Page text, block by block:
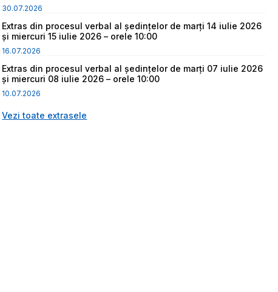
30.07.2026
Extras din procesul verbal al ședințelor de marți 14 iulie 2026
și miercuri 15 iulie 2026 – orele 10:00
16.07.2026
Extras din procesul verbal al ședințelor de marți 07 iulie 2026
și miercuri 08 iulie 2026 – orele 10:00
10.07.2026
Vezi toate extrasele